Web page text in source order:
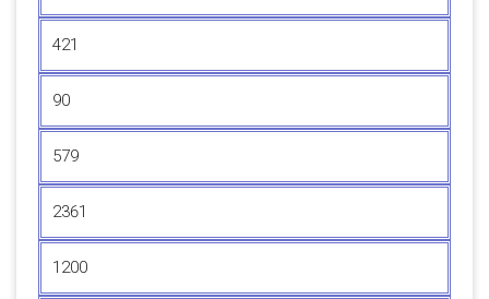
421
90
579
2361
1200